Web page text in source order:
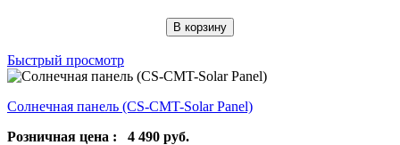
В корзину
Быстрый просмотр
Солнечная панель (CS-CMT-Solar Panel)
Розничная цена : 4 490 руб.